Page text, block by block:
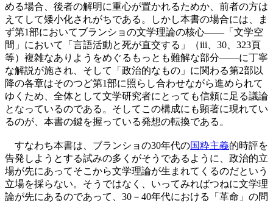
める場合、後者の解明に重心が置かれるためか、前者の方は
えてして矮小化されがちである。しかし本書の場合には、ま
ず第1部においてブランショの文学理論の核心――「文学空
間」において「言語活動と死が直交する」（iii、30、323頁
等）複雑なありようをめぐるもっとも難解な部分――に丁寧
な解説が施され、そして「政治的なもの」に関わる第2部以
降の各章はそのつど第1部に照らし合わせながら進められて
ゆくため、全体として文学研究者にとっても信頼に足る議論
となっているのである。そしてこの構成にも顕著に現れてい
るのが、本書の鍵を握っている発想の転換である。
すなわち本書は、ブランショの30年代の国粋主義的時評を
告発しようとする試みの多くがそうであるように、政治的立
場が先にあってそこから文学理論が生まれてくるのだという
立場を採らない。そうではなく、いってみればつねに文学理
論が先にあるのであって、30－40年代における「革命」の問